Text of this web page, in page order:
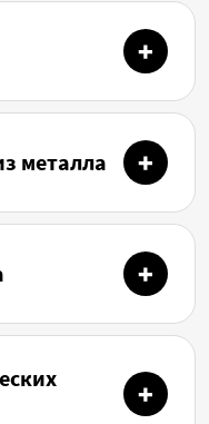
металла